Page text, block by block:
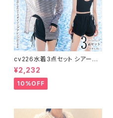
cv226水着3点セット シアート
ップス ラッシュガード 長袖 日焼
け防止 体型カバー
¥2,232
10%OFF